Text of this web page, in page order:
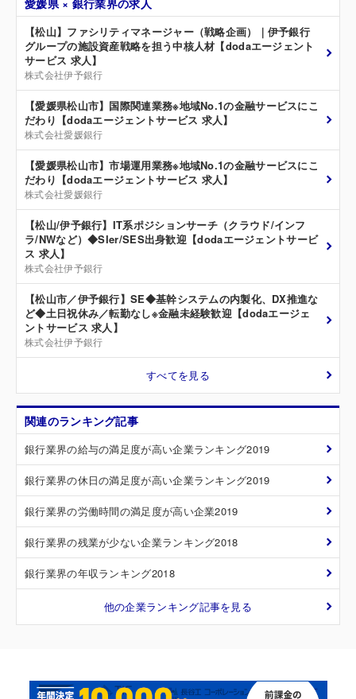
愛媛県 × 銀行業界の求人
【松山】ファシリティマネージャー（戦略企画）｜伊予銀行
グループの施設資産戦略を担う中核人材【dodaエージェント
サービス 求人】
株式会社伊予銀行
【愛媛県松山市】国際関連業務※地域No.1の金融サービスにこ
だわり【dodaエージェントサービス 求人】
株式会社愛媛銀行
【愛媛県松山市】市場運用業務※地域No.1の金融サービスにこ
だわり【dodaエージェントサービス 求人】
株式会社愛媛銀行
【松山/伊予銀行】IT系ポジションサーチ（クラウド/インフ
ラ/NWなど）◆SIer/SES出身歓迎【dodaエージェントサービ
ス 求人】
株式会社伊予銀行
【松山市／伊予銀行】SE◆基幹システムの内製化、DX推進な
ど◆土日祝休み／転勤なし※金融未経験歓迎【dodaエージェ
ントサービス 求人】
株式会社伊予銀行
すべてを見る
関連のランキング記事
銀行業界の給与の満足度が高い企業ランキング2019
銀行業界の休日の満足度が高い企業ランキング2019
銀行業界の労働時間の満足度が高い企業2019
銀行業界の残業が少ない企業ランキング2018
銀行業界の年収ランキング2018
他の企業ランキング記事を見る